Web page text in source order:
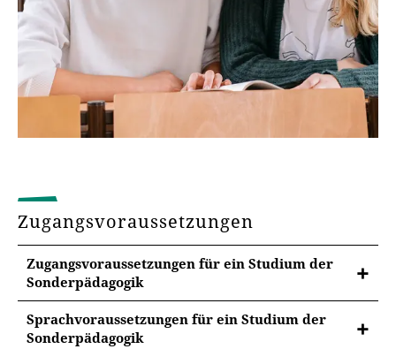
Zugangsvoraussetzungen
Zugangsvoraussetzungen für ein Studium der
Sonderpädagogik
Sprachvoraussetzungen für ein Studium der
Sonderpädagogik